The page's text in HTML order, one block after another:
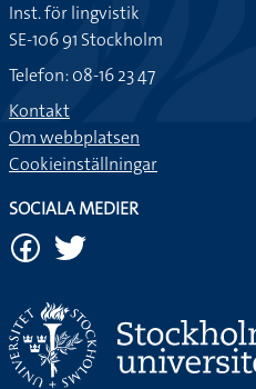
Inst. för lingvistik
SE-106 91 Stockholm
Telefon: 08-16 23 47
Kontakt
Om webbplatsen
Cookieinställningar
SOCIALA MEDIER